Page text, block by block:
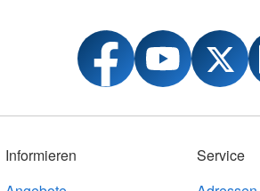
Informieren
Service